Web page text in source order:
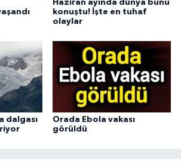
Haziran ayında dünya bunu
konuştu! İşte en tuhaf
olaylar
dalgası
Orada Ebola vakası
görüldü